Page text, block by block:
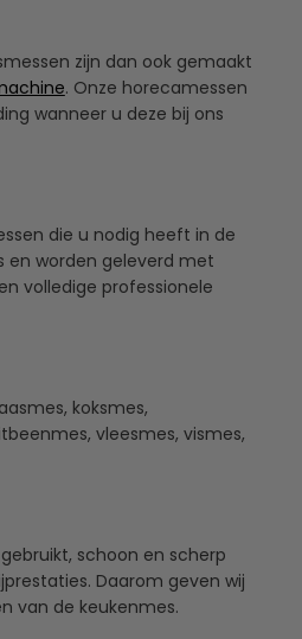
zijn dan ook gemaakt
. Onze horecamessen
wanneer u deze bij ons
die u nodig heeft in de
en worden geleverd met
volledige professionele
koksmes,
vleesmes, vismes,
schoon en scherp
Daarom geven wij
van de keukenmes.